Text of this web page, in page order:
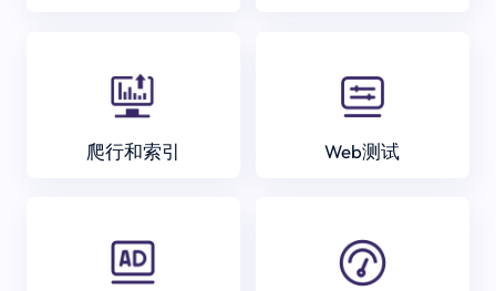
爬行和索引 Web测试